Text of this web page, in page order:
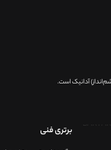
آدانیک است.
برتری فنی